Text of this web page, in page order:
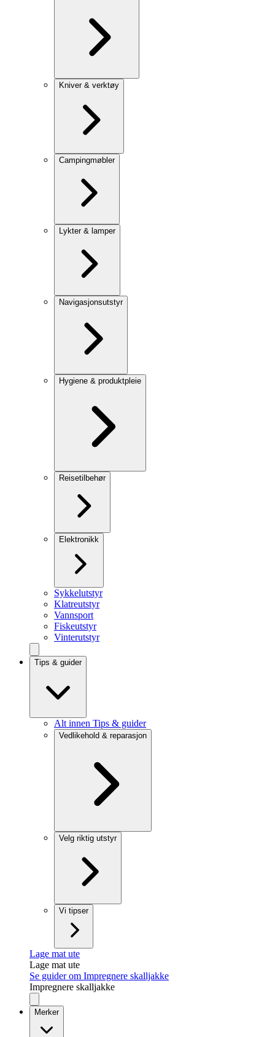
Kniver & verktøy
Campingmøbler
Lykter & lamper
Navigasjonsutstyr
Hygiene & produktpleie
Reisetilbehør
Elektronikk
Sykkelutstyr
Klatreutstyr
Vannsport
Fiskeutstyr
Vinterutstyr
Tips & guider
Alt innen Tips & guider
Vedlikehold & reparasjon
Velg riktig utstyr
Vi tipser
Lage mat ute
Lage mat ute
Se guider om Impregnere skalljakke
Impregnere skalljakke
Merker